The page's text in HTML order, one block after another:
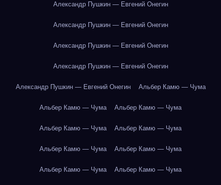
Александр Пушкин — Евгений Онегин
Александр Пушкин — Евгений Онегин
Александр Пушкин — Евгений Онегин
Александр Пушкин — Евгений Онегин
Александр Пушкин — Евгений Онегин Альбер Камю — Чума
Альбер Камю — Чума Альбер Камю — Чума
Альбер Камю — Чума Альбер Камю — Чума
Альбер Камю — Чума Альбер Камю — Чума
Альбер Камю — Чума Альбер Камю — Чума